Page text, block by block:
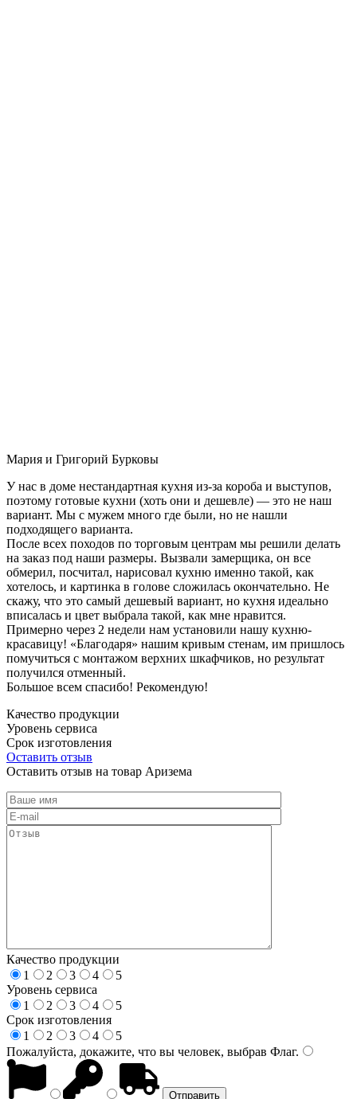
Мария и Григорий Бурковы
У нас в доме нестандартная кухня из-за короба и выступов,
поэтому готовые кухни (хоть они и дешевле) — это не наш
вариант. Мы с мужем много где были, но не нашли
подходящего варианта.
После всех походов по торговым центрам мы решили делать
на заказ под наши размеры. Вызвали замерщика, он все
обмерил, посчитал, нарисовал кухню именно такой, как
хотелось, и картинка в голове сложилась окончательно. Не
скажу, что это самый дешевый вариант, но кухня идеально
вписалась и цвет выбрала такой, как мне нравится.
Примерно через 2 недели нам установили нашу кухню-
красавицу! «Благодаря» нашим кривым стенам, им пришлось
помучиться с монтажом верхних шкафчиков, но результат
получился отменный.
Большое всем спасибо! Рекомендую!
Качество продукции
Уровень сервиса
Срок изготовления
Оставить отзыв
Оставить отзыв на товар Аризема
Качество продукции
1
2 3 4
5
Уровень сервиса
1
2 3 4
5
Срок изготовления
1
2 3 4
5
Пожалуйста, докажите, что вы человек, выбрав Флаг.